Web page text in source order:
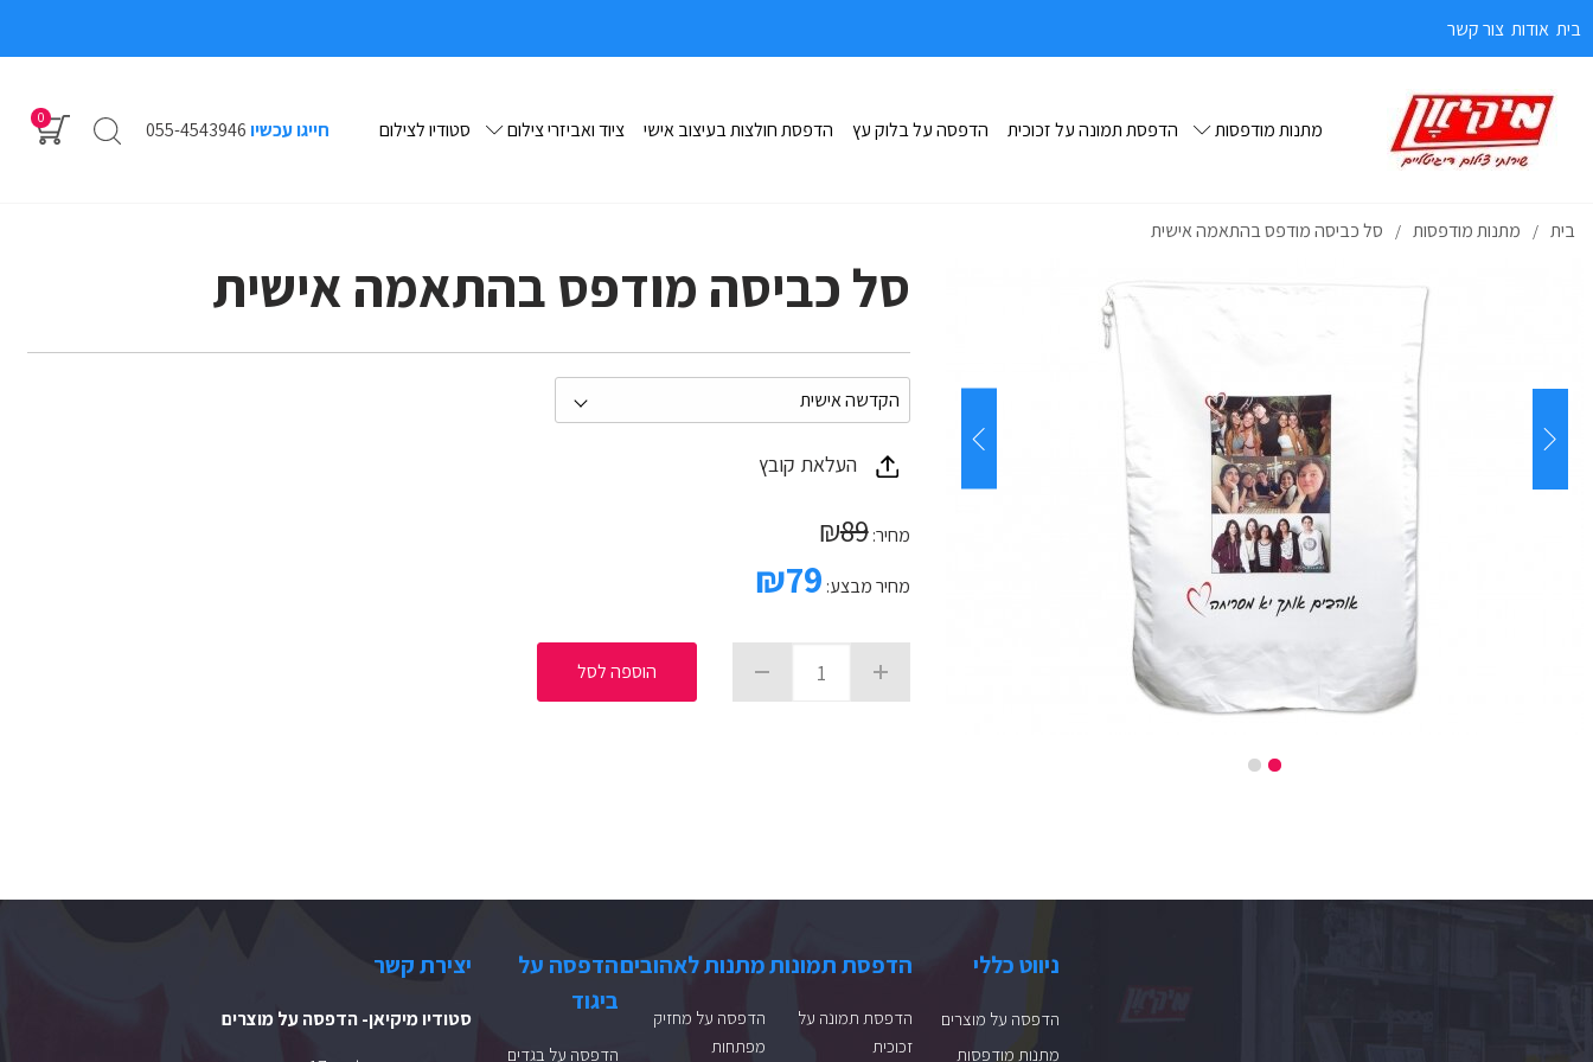
בית אודות צור קשר
מתנות מודפסות הדפסת תמונה על זכוכית הדפסה על בלוק עץ הדפסת חולצות בעיצוב אישי ציוד ואביזרי צילום סטודיו לצילום 0 חייגו עכשיו055-4543946
בית / מתנות מודפסות / סל כביסה מודפס בהתאמה אישית
סל כביסה מודפס בהתאמה אישית
העלאת קובץ
מחיר: ₪89
מחיר מבצע: ₪79
הוספה לסל
ניווט כללי
הדפסה על מוצרים
מתנות מודפסות
הדפסת תמונות
הדפסת תמונה על
זכוכית
מתנות לאהובים
הדפסה על מחזיק
מפתחות
הדפסה על
ביגוד
הדפסה על בגדים
יצירת קשר
סטודיו מיקיאן- הדפסה על מוצרים